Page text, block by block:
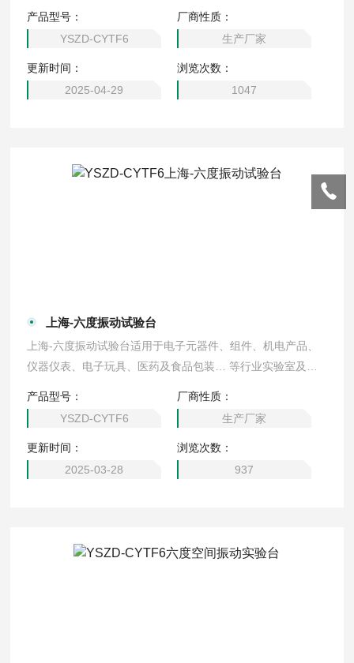
耐久试验，振动模态分析，材料特性试验，疲劳试验，振动防
治改善等。
产品型号：
YSZD-CYTF6
厂商性质：
生产厂家
更新时间：
2025-04-29
浏览次数：
1047
上海-六度振动试验台
上海-六度振动试验台适用于电子元器件、组件、机电产品、
仪器仪表、电子玩具、医药及食品包装… 等行业实验室及生
产品型号：
YSZD-CYTF6
厂商性质：
生产厂家
更新时间：
2025-03-28
浏览次数：
937